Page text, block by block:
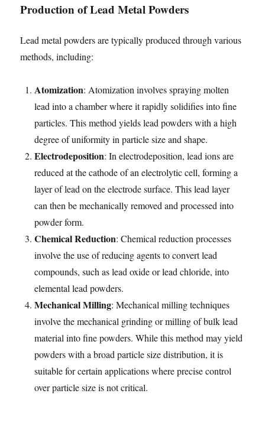
Production of Lead Metal Powders
Lead metal powders are typically produced through various
methods, including:
Atomization: Atomization involves spraying molten
lead into a chamber where it rapidly solidifies into fine
particles. This method yields lead powders with a high
degree of uniformity in particle size and shape.
Electrodeposition: In electrodeposition, lead ions are
reduced at the cathode of an electrolytic cell, forming a
layer of lead on the electrode surface. This lead layer
can then be mechanically removed and processed into
powder form.
Chemical Reduction: Chemical reduction processes
involve the use of reducing agents to convert lead
compounds, such as lead oxide or lead chloride, into
elemental lead powders.
Mechanical Milling: Mechanical milling techniques
involve the mechanical grinding or milling of bulk lead
material into fine powders. While this method may yield
powders with a broad particle size distribution, it is
suitable for certain applications where precise control
over particle size is not critical.